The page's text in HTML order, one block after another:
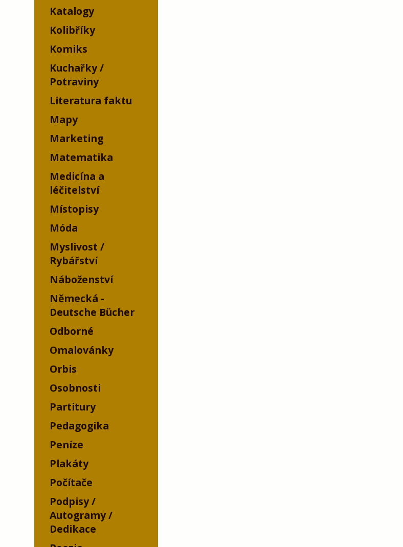
Katalogy
Kolibříky
Komiks
Kuchařky /
Potraviny
Literatura faktu
Mapy
Marketing
Matematika
Medicína a
léčitelství
Místopisy
Móda
Myslivost /
Rybářství
Náboženství
Německá -
Deutsche Bücher
Odborné
Omalovánky
Orbis
Osobnosti
Partitury
Pedagogika
Peníze
Plakáty
Počítače
Podpisy /
Autogramy /
Dedikace